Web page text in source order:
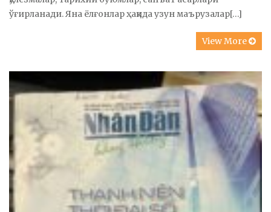
ўғирланади. Яна ёлғонлар ҳақида узун маърузалар[…]
View More